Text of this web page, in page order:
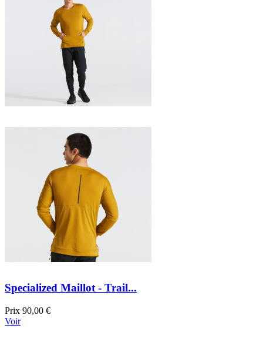
Specialized Maillot - Trail...
Prix 90,00 €
Voir